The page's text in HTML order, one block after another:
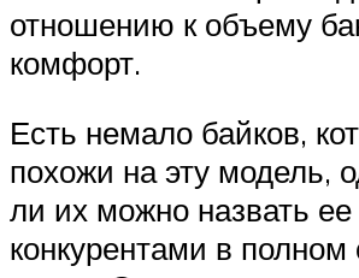
отношению к объему
комфорт.
Есть немало байков,
похожи на эту модель,
ли их можно назвать ее
конкурентами в